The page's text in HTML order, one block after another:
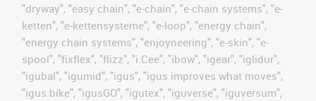
"dryway", "easy chain", "e-chain", "e-chain systems", "e-
ketten", "e-kettensysteme", "e-loop", "energy chain",
"energy chain systems", "enjoyneering", "e-skin", "e-
spool", "fixflex", "flizz", "i.Cee", "ibow", "igear", "iglidur",
"igubal", "igumid", "igus", "igus improves what moves",
"igus:bike", "igusGO", "igutex", "iguverse", "iguversum",